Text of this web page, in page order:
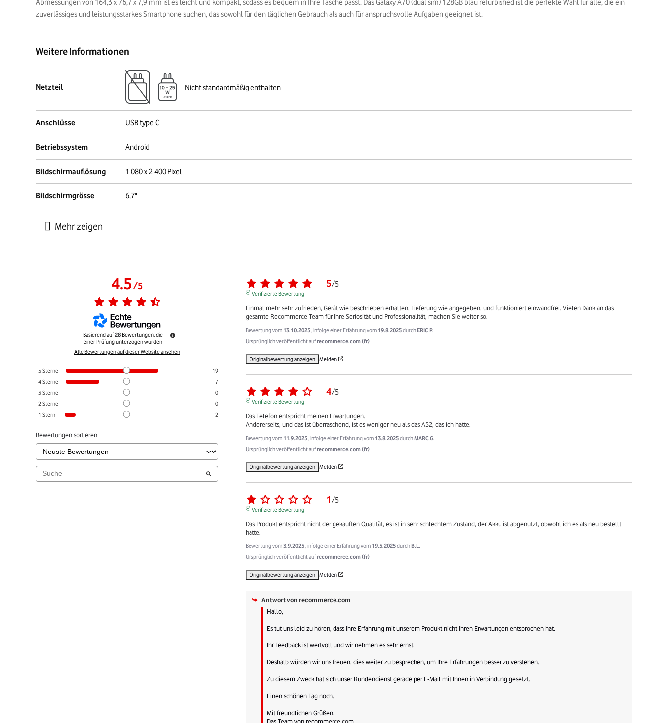
Abmessungen von 164,3 x 76,7 x 7,9 mm ist es leicht und kompakt, sodass es bequem in Ihre Tasche passt. Das Galaxy A70 (dual sim) 128GB blau refurbished ist die perfekte Wahl für alle, die ein
zuverlässiges und leistungsstarkes Smartphone suchen, das sowohl für den täglichen Gebrauch als auch für anspruchsvolle Aufgaben geeignet ist.
Weitere Informationen
Netzteil Nicht standardmäßig enthalten
Anschlüsse USB type C
Betriebssystem Android
Bildschirmauflösung 1 080 x 2 400 Pixel
Bildschirmgrösse 6,7"
4.5/5
Basierend auf28 Bewertungen, die
einer Prüfung unterzogen wurden
Alle Bewertungen auf dieser Website ansehen
5Sterne
19
4Sterne
7
3Sterne
0
2Sterne
0
1 Stern 2
Bewertungen sortieren
5/5
Verifizierte Bewertung
Einmal mehr sehr zufrieden, Gerät wie beschrieben erhalten, Lieferung wie angegeben, und funktioniert einwandfrei. Vielen Dank an das
gesamte Recommerce-Team für Ihre Seriosität und Professionalität, machen Sie weiter so.
Bewertung vom 13.10.2025 , infolge einer Erfahrung vom 19.8.2025durch ERIC P.
Ursprünglich veröffentlicht aufrecommerce.com (fr)
Originalbewertung anzeigen Melden
4/5
Verifizierte Bewertung
Das Telefon entspricht meinen Erwartungen.
Andererseits, und das ist überraschend, ist es weniger neu als das A52, das ich hatte.
Bewertung vom 11.9.2025 , infolge einer Erfahrung vom 13.8.2025durchMARC G.
Ursprünglich veröffentlicht aufrecommerce.com (fr)
Originalbewertung anzeigen Melden
1/5
Verifizierte Bewertung
Das Produkt entspricht nicht der gekauften Qualität, es ist in sehr schlechtem Zustand, der Akku ist abgenutzt, obwohl ich es als neu bestellt
hatte.
Bewertung vom3.9.2025 , infolge einer Erfahrung vom 19.5.2025durch B.L.
Ursprünglich veröffentlicht aufrecommerce.com (fr)
Originalbewertung anzeigen Melden
Antwort vonrecommerce.com
Hallo,
Es tut uns leid zu hören, dass Ihre Erfahrung mit unserem Produkt nicht Ihren Erwartungen entsprochen hat.
Ihr Feedback ist wertvoll und wir nehmen es sehr ernst.
Deshalb würden wir uns freuen, dies weiter zu besprechen, um Ihre Erfahrungen besser zu verstehen.
Zu diesem Zweck hat sich unser Kundendienst gerade per E-Mail mit Ihnen in Verbindung gesetzt.
Einen schönen Tag noch.
Mit freundlichen Grüßen.
Das Team von recommerce.com